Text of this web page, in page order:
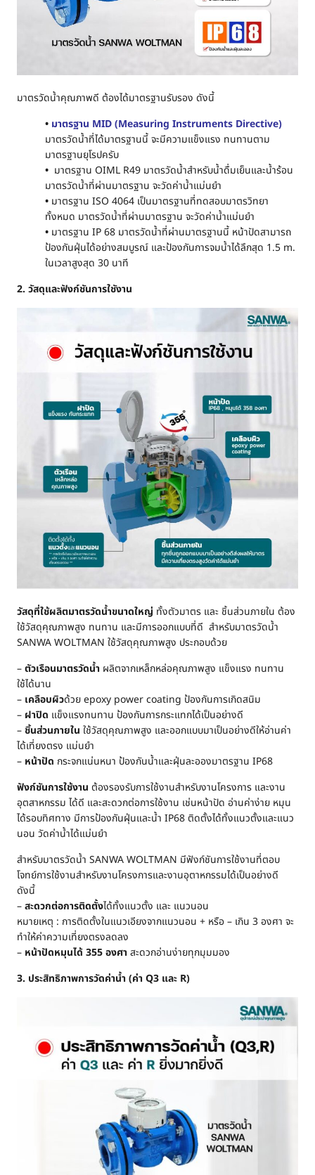
มาตรวัดน้ำคุณภาพดี ต้องได้มาตรฐานรับรอง ดังนี้
• มาตรฐาน MID (Measuring Instruments Directive)
มาตรวัดน้ำที่ได้มาตรฐานนี้ จะมีความแข็งแรง ทนทานตาม
มาตรฐานยุโรปครับ
• มาตรฐาน OIML R49 มาตรวัดน้ำสำหรับน้ำดื่มเย็นและน้ำร้อน
มาตรวัดน้ำที่ผ่านมาตรฐาน จะวัดค่าน้ำแม่นยำ
• มาตรฐาน ISO 4064 เป็นมาตรฐานที่ทดสอบมาตรวิทยา
ทั้งหมด มาตรวัดน้ำที่ผ่านมาตรฐาน จะวัดค่าน้ำแม่นยำ
• มาตรฐาน IP 68 มาตรวัดน้ำที่ผ่านมาตรฐานนี้ หน้าปัดสามารถ
ป้องกันฝุ่นได้อย่างสมบูรณ์ และป้องกันการจมน้ำได้ลึกสุด 1.5 m.
ในเวลาสูงสุด 30 นาที
2. วัสดุและฟังก์ชันการใชังาน
วัสดุที่ใช้ผลิตมาตรวัดน้ำขนาดใหญ่ ทั้งตัวมาตร และ ชิ้นส่วนภายใน ต้อง
ใช้วัสดุคุณภาพสูง ทนทาน และมีการออกแบบที่ดี สำหรับมาตรวัดน้ำ
SANWA WOLTMAN ใช้วัสดุคุณภาพสูง ประกอบด้วย
–ตัวเรือนมาตรวัดน้ำ ผลิตจากเหล็กหล่อคุณภาพสูง แข็งแรง ทนทาน
ใช้ได้นาน
– เคลือบผิวด้วย epoxy power coating ป้องกันการเกิดสนิม
– ฝาปิด แข็งแรงทนทาน ป้องกันการกระแทกได้เป็นอย่างดี
–ชิ้นส่วนภายใน ใช้วัสดุคุณภาพสูง และออกแบบมาเป็นอย่างดีให้อ่านค่า
ได้เที่ยงตรง แม่นยำ
– หน้าปัด กระจกแน่นหนา ป้องกันน้ำและฝุ่นละอองมาตรฐาน IP68
ฟังก์ชันการใช้งาน ต้องรองรับการใช้งานสำหรับงานโครงการ และงาน
อุตสาหกรรม ได้ดี และสะดวกต่อการใช้งาน เช่นหน้าปัด อ่านค่าง่าย หมุน
ได้รอบทิศทาง มีการป้องกันฝุ่นและน้ำ IP68 ติดตั้งได้ทั้งแนวตั้งและแนว
นอน วัดค่าน้ำได้แม่นยำ
สำหรับมาตรวัดน้ำ SANWA WOLTMAN มีฟังก์ชันการใช้งานที่ตอบ
โจทย์การใช้งานสำหรับงานโครงการและงานอุตาหกรรมได้เป็นอย่างดี
ดังนี้
–สะดวกต่อการติดตั้งได้ทั้งแนวตั้ง และ แนวนอน
หมายเหตุ : การติดตั้งในแนวเอียงจากแนวนอน + หรือ – เกิน 3 องศา จะ
ทำให้ค่าความเที่ยงตรงลดลง
– หน้าปัดหมุนได้ 355 องศาสะดวกอ่านง่ายทุกมุมมอง
3. ประสิทธิภาพการวัดค่าน้ำ (ค่า Q3 และ R)